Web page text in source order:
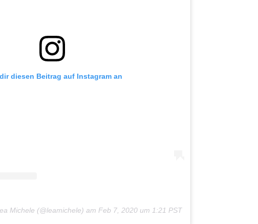
diesen Beitrag auf Instagram an
Michele (@leamichele) am Feb 7, 2020 um 1:21 PST